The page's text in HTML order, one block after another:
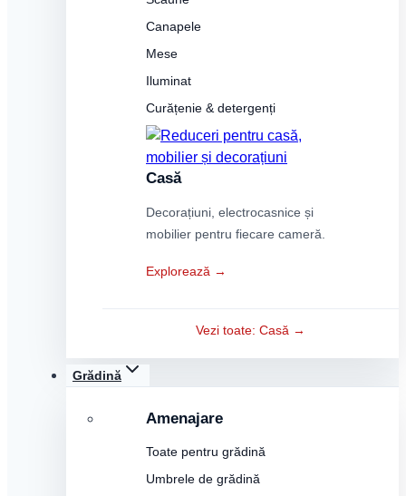
Canapele
Mese
Iluminat
Curățenie & detergenți
Casă
Decorațiuni, electrocasnice și
mobilier pentru fiecare cameră.
Explorează →
Vezi toate: Casă →
Grădină
Amenajare
Toate pentru grădină
Umbrele de grădină